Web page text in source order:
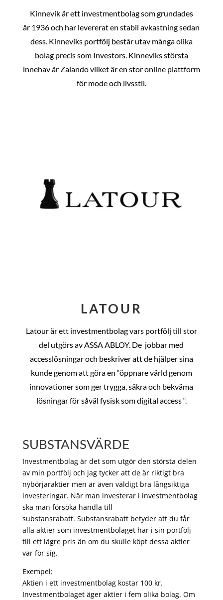
Kinnevik är ett investmentbolag som grundades
år 1936 och har levererat en stabil avkastning sedan
dess. Kinneviks portfölj består utav många olika
bolag precis som Investors. Kinneviks största
innehav är Zalando vilket är en stor online plattform
för mode och livsstil.
LATOUR
Latour är ett investmentbolag vars portfölj till stor
del utgörs av ASSA ABLOY. De jobbar med
accesslösningar och beskriver att de hjälper sina
kunde genom att göra en “öppnare värld genom
innovationer som ger trygga, säkra och bekväma
lösningar för såväl fysisk som digital access “.
SUBSTANSVÄRDE
Investmentbolag är det som utgör den största delen
av min portfölj och jag tycker att de är riktigt bra
nybörjaraktier men är även väldigt bra långsiktiga
investeringar. När man investerar i investmentbolag
ska man försöka handla till
substansrabatt. Substansrabatt betyder att du får
alla aktier som investmentbolaget har i sin portfölj
till ett lägre pris än om du skulle köpt dessa aktier
var för sig.
Exempel:
Aktien i ett investmentbolag kostar 100 kr.
Investmentbolaget äger aktier i fem olika bolag. Om